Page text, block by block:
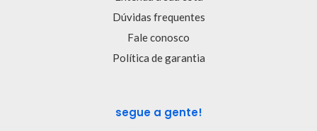
Dúvidas frequentes
Fale conosco
Política de garantia
segue a gente!